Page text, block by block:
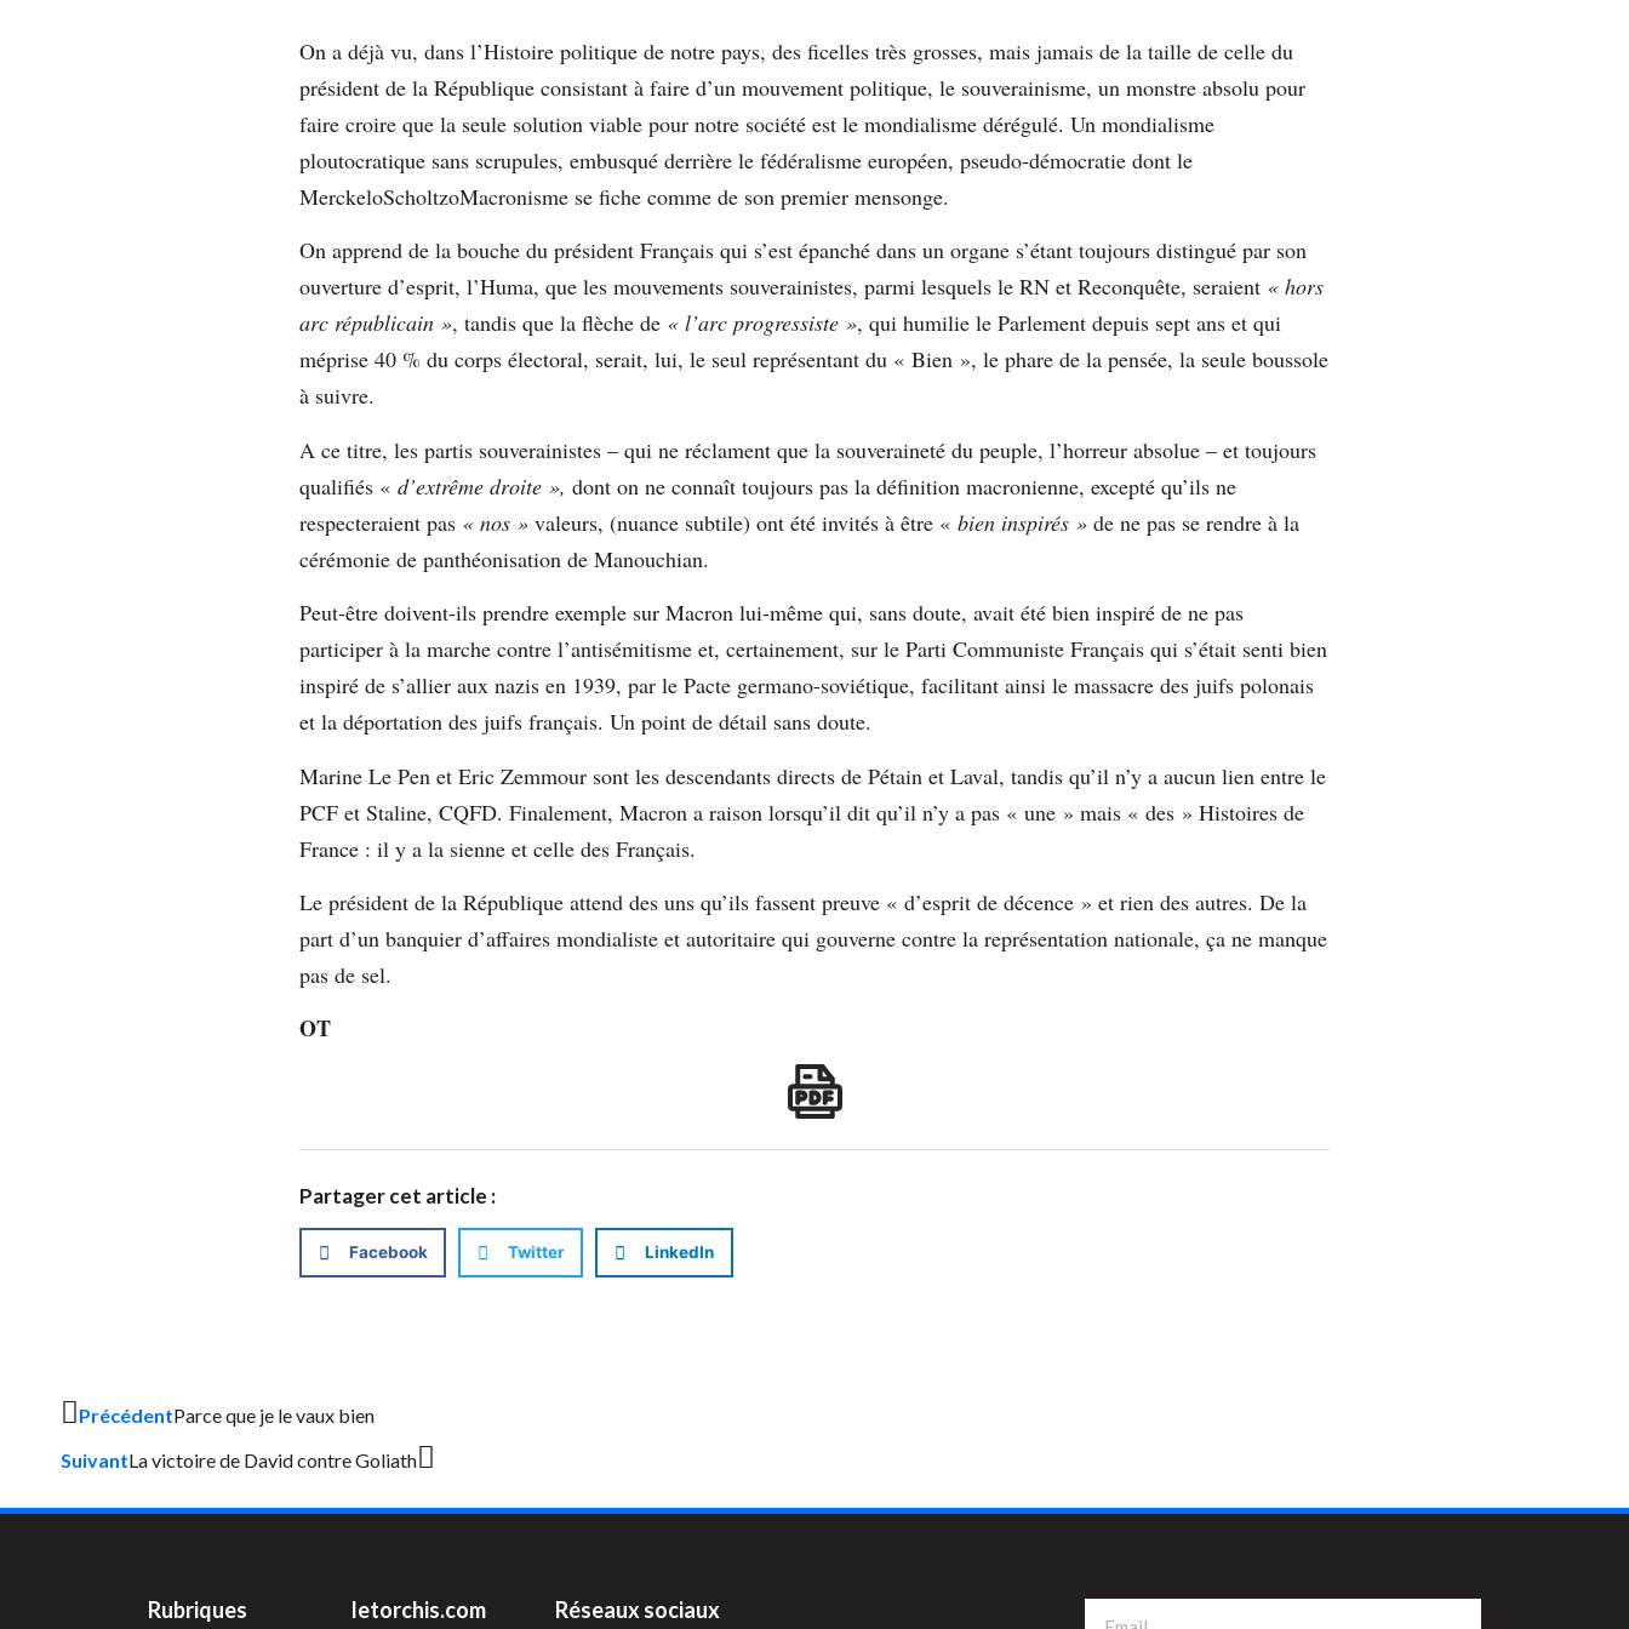
On a déjà vu, dans l’Histoire politique de notre pays, des ficelles très grosses, mais jamais de la taille de celle du
président de la République consistant à faire d’un mouvement politique, le souverainisme, un monstre absolu pour
faire croire que la seule solution viable pour notre société est le mondialisme dérégulé. Un mondialisme
ploutocratique sans scrupules, embusqué derrière le fédéralisme européen, pseudo-démocratie dont le
MerckeloScholtzoMacronisme se fiche comme de son premier mensonge.
On apprend de la bouche du président Français qui s’est épanché dans un organe s’étant toujours distingué par son
ouverture d’esprit, l’Huma, que les mouvements souverainistes, parmi lesquels le RN et Reconquête, seraient « hors
arc républicain », tandis que la flèche de « l’arc progressiste », qui humilie le Parlement depuis sept ans et qui
méprise 40 % du corps électoral, serait, lui, le seul représentant du « Bien », le phare de la pensée, la seule boussole
à suivre.
A ce titre, les partis souverainistes – qui ne réclament que la souveraineté du peuple, l’horreur absolue – et toujours
qualifiés « d’extrême droite », dont on ne connaît toujours pas la définition macronienne, excepté qu’ils ne
respecteraient pas « nos » valeurs, (nuance subtile) ont été invités à être « bien inspirés » de ne pas se rendre à la
cérémonie de panthéonisation de Manouchian.
Peut-être doivent-ils prendre exemple sur Macron lui-même qui, sans doute, avait été bien inspiré de ne pas
participer à la marche contre l’antisémitisme et, certainement, sur le Parti Communiste Français qui s’était senti bien
inspiré de s’allier aux nazis en 1939, par le Pacte germano-soviétique, facilitant ainsi le massacre des juifs polonais
et la déportation des juifs français. Un point de détail sans doute.
Marine Le Pen et Eric Zemmour sont les descendants directs de Pétain et Laval, tandis qu’il n’y a aucun lien entre le
PCF et Staline, CQFD. Finalement, Macron a raison lorsqu’il dit qu’il n’y a pas « une » mais « des » Histoires de
France : il y a la sienne et celle des Français.
Le président de la République attend des uns qu’ils fassent preuve « d’esprit de décence » et rien des autres. De la
part d’un banquier d’affaires mondialiste et autoritaire qui gouverne contre la représentation nationale, ça ne manque
pas de sel.
OT
Partager cet article :
Facebook Twitter LinkedIn
PrécédentParce que je le vaux bien
SuivantLa victoire de David contre Goliath
Rubriques letorchis.com Réseaux sociaux